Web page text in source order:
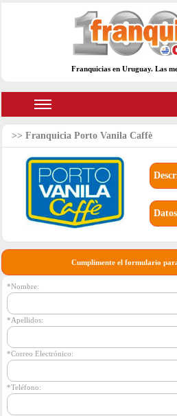
Franquicias en Uruguay. Las
Franquicia Porto Vanila Caffè
Cumplimente el formulario
*Nombre:
*Apellidos:
*Correo Electrónico:
*Teléfono: